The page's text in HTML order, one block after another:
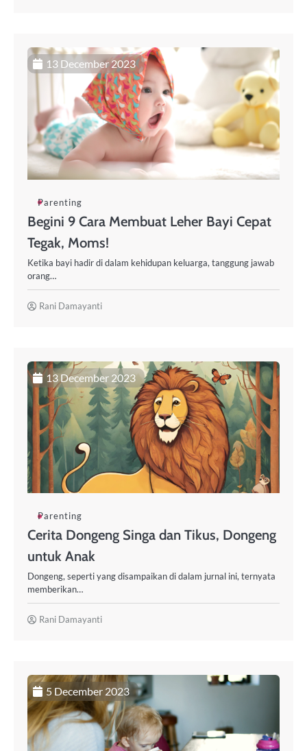
13 December 2023
Parenting
Begini 9 Cara Membuat Leher Bayi Cepat
Tegak, Moms!
Ketika bayi hadir di dalam kehidupan keluarga, tanggung jawab
orang…
Rani Damayanti
13 December 2023
Parenting
Cerita Dongeng Singa dan Tikus, Dongeng
untuk Anak
Dongeng, seperti yang disampaikan di dalam jurnal ini, ternyata
memberikan…
Rani Damayanti
5 December 2023